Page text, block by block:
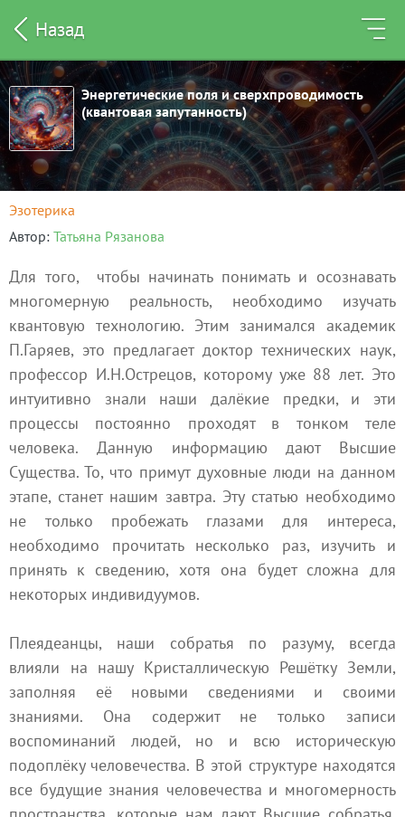
Назад
Энергетические поля и сверхпроводимость
(квантовая запутанность)
Эзотерика
Автор Татьяна Рязанова
Для того, чтобы начинать понимать и осознавать
многомерную реальность, необходимо изучать
квантовую технологию. Этим занимался академик
П.Гаряев, это предлагает доктор технических наук,
профессор И.Н.Острецов, которому уже 88 лет. Это
интуитивно знали наши далёкие предки, и эти
процессы постоянно проходят в тонком теле
человека. Данную информацию дают Высшие
Существа. То, что примут духовные люди на данном
этапе, станет нашим завтра. Эту статью необходимо
не только пробежать глазами для интереса,
необходимо прочитать несколько раз, изучить и
принять к сведению, хотя она будет сложна для
некоторых индивидуумов.
Плеядеанцы, наши собратья по разуму, всегда
влияли на нашу Кристаллическую Решётку Земли,
заполняя её новыми сведениями и своими
знаниями. Она содержит не только записи
воспоминаний людей, но и всю историческую
подоплёку человечества. В этой структуре находятся
все будущие знания человечества и многомерность